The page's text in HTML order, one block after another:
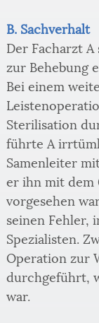
B. Sachverhalt
Der Facharzt
zur Behebung
Bei einem
Sterilisation
führte A
Samenleiter
er ihn mit dem
vorgesehen
seinen Fehler,
Spezialisten.
Operation zur
durchgeführt,
war.